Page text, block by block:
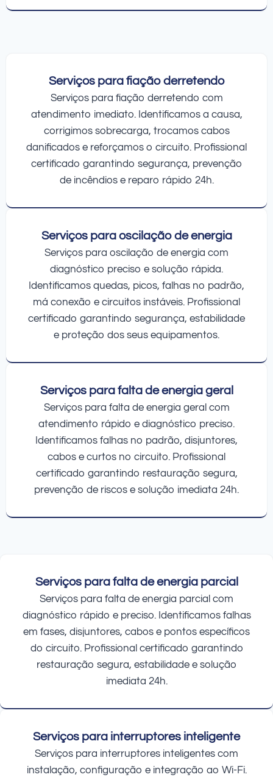
Serviços para fiação derretendo
Serviços para fiação derretendo com
atendimento imediato. Identificamos a causa,
corrigimos sobrecarga, trocamos cabos
danificados e reforçamos o circuito. Profissional
certificado garantindo segurança, prevenção
de incêndios e reparo rápido 24h.
Serviços para oscilação de energia
Serviços para oscilação de energia com
diagnóstico preciso e solução rápida.
Identificamos quedas, picos, falhas no padrão,
má conexão e circuitos instáveis. Profissional
certificado garantindo segurança, estabilidade
e proteção dos seus equipamentos.
Serviços para falta de energia geral
Serviços para falta de energia geral com
atendimento rápido e diagnóstico preciso.
Identificamos falhas no padrão, disjuntores,
cabos e curtos no circuito. Profissional
certificado garantindo restauração segura,
prevenção de riscos e solução imediata 24h.
Serviços para falta de energia parcial
Serviços para falta de energia parcial com
diagnóstico rápido e preciso. Identificamos falhas
em fases, disjuntores, cabos e pontos específicos
do circuito. Profissional certificado garantindo
restauração segura, estabilidade e solução
imediata 24h.
Serviços para interruptores inteligente
Serviços para interruptores inteligentes com
instalação, configuração e integração ao Wi-Fi.